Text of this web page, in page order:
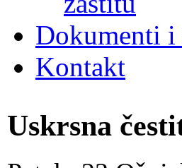
Dokumenti i
Kontakt
Uskrsna